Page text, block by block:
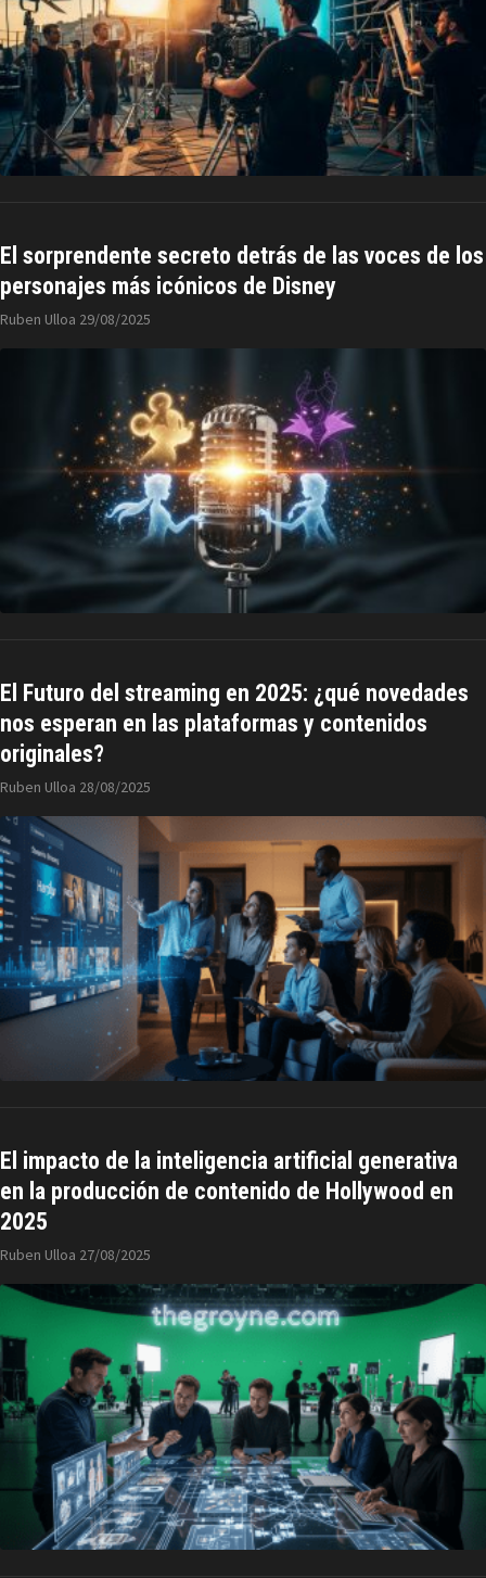
El sorprendente secreto detrás de las voces de los
personajes más icónicos de Disney
Ruben Ulloa 29/08/2025
El Futuro del streaming en 2025: ¿qué novedades
nos esperan en las plataformas y contenidos
originales?
Ruben Ulloa 28/08/2025
El impacto de la inteligencia artificial generativa
en la producción de contenido de Hollywood en
2025
Ruben Ulloa 27/08/2025